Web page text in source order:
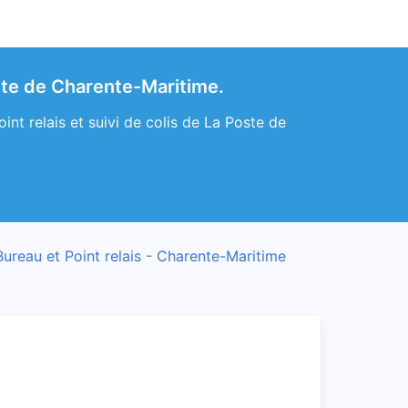
de Charente-Maritime.
relais et suivi de colis de La Poste de
et Point relais - Charente-Maritime